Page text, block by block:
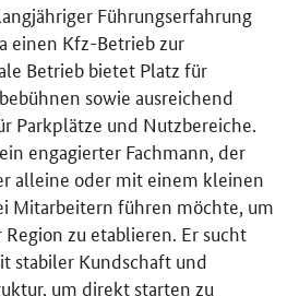
Führungserfahrung
einen Kfz-Betrieb zur
Betrieb bietet Platz für
sowie ausreichend
Parkplätze und Nutzbereiche.
engagierter Fachmann, der
alleine oder mit einem kleinen
Mitarbeitern führen möchte, um
zu etablieren. Er sucht
stabiler Kundschaft und
um direkt starten zu